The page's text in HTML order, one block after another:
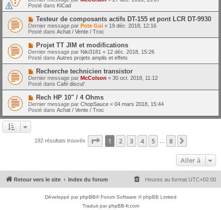
a
g
e
m
e
s
s
a
g
e
u
v
e
u
m
e
s
a
g
e
Posté dans KiCad
N
o
u
v
e
a
u
m
e
s
a
g
e
Testeur de composants actifs DT-155 et pont LCR DT-9930
Dernier message par Pote Gui « 19 déc. 2018, 12:16
Posté dans Achat / Vente / Troc
N
o
u
v
e
a
u
m
e
s
a
g
e
Projet TT JIM et modifications
Dernier message par Niki3181 « 12 déc. 2018, 15:26
Posté dans Autres projets amplis et effets
N
o
u
v
e
a
u
m
e
g
Recherche technicien transistor
Dernier message par McColson « 30 oct. 2018, 11:12
Posté dans Café discut'
N
o
u
v
e
m
e
Rech HP 10" / 4 Ohms
Dernier message par ChopSauce « 04 mars 2018, 15:44
Posté dans Achat / Vente / Troc
192 résultats trouvés Page 1sur8
1 2 3 4 5 8
Aller à
Retour vers le site Index du forum Heures au format UTC+02:00
Développé parphpBB® Forum Software © phpBB Limited
Traduit parphpBB-fr.com